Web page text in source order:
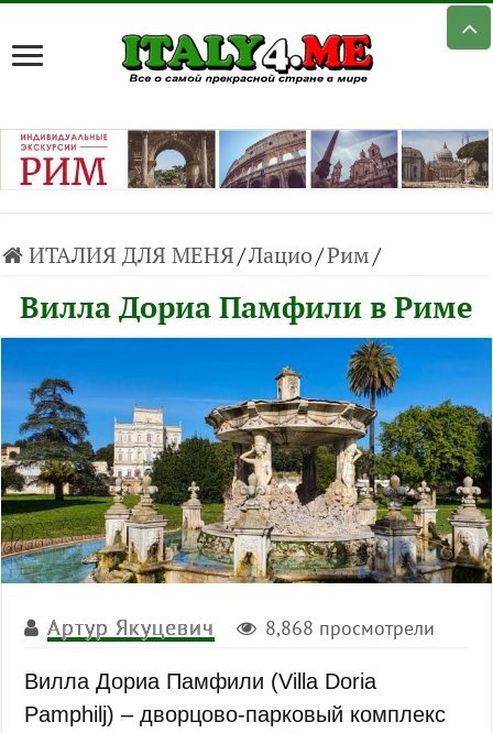
ИТАЛИЯ ДЛЯ МЕНЯ/Лацио/Рим/
Вилла Дориа Памфили в Риме
Артур Якуцевич 8,868 просмотрели
Вилла Дориа Памфили (Villa Doria
Pamphilj) – дворцово-парковый комплекс